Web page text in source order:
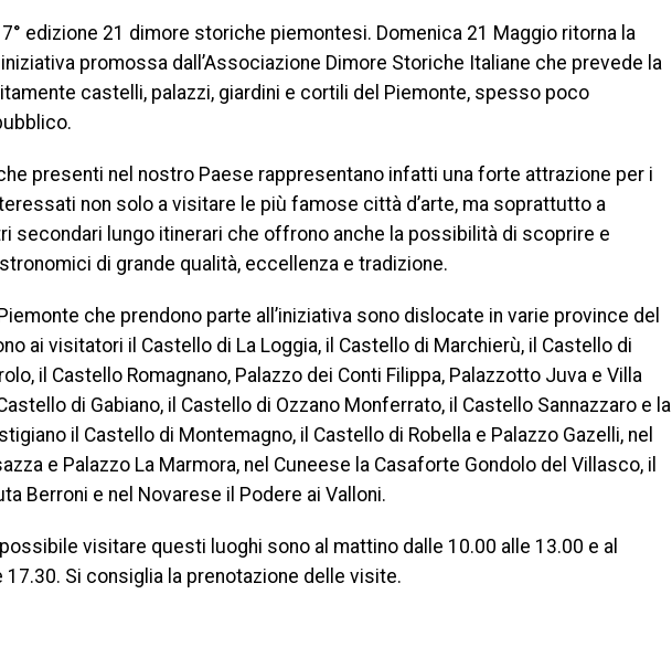
edizione 21 dimore storiche piemontesi. Domenica 21 Maggio ritorna la
iniziativa promossa dall’Associazione Dimore Storiche Italiane che prevede la
castelli, palazzi, giardini e cortili del Piemonte, spesso poco
presenti nel nostro Paese rappresentano infatti una forte attrazione per i
non solo a visitare le più famose città d’arte, ma soprattutto a
secondari lungo itinerari che offrono anche la possibilità di scoprire e
di grande qualità, eccellenza e tradizione.
che prendono parte all’iniziativa sono dislocate in varie province del
ai visitatori il Castello di La Loggia, il Castello di Marchierù, il Castello di
il Castello Romagnano, Palazzo dei Conti Filippa, Palazzotto Juva e Villa
di Gabiano, il Castello di Ozzano Monferrato, il Castello Sannazzaro e la
il Castello di Montemagno, il Castello di Robella e Palazzo Gazelli, nel
e Palazzo La Marmora, nel Cuneese la Casaforte Gondolo del Villasco, il
Berroni e nel Novarese il Podere ai Valloni.
visitare questi luoghi sono al mattino dalle 10.00 alle 13.00 e al
Si consiglia la prenotazione delle visite.